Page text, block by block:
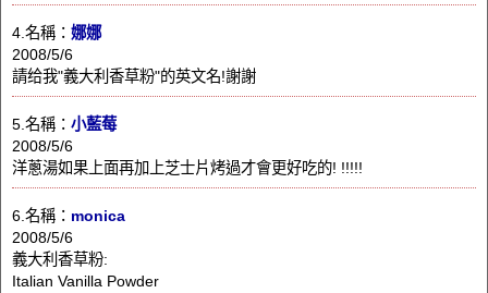
4.名稱： 娜娜
2008/5/6
請给我"義大利香草粉"的英文名!謝謝
5.名稱： 小藍莓
2008/5/6
洋蔥湯如果上面再加上芝士片烤過才會更好吃的! !!!!!
6.名稱： monica
2008/5/6
義大利香草粉:
Italian Vanilla Powder